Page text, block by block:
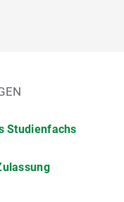
Studienfachs